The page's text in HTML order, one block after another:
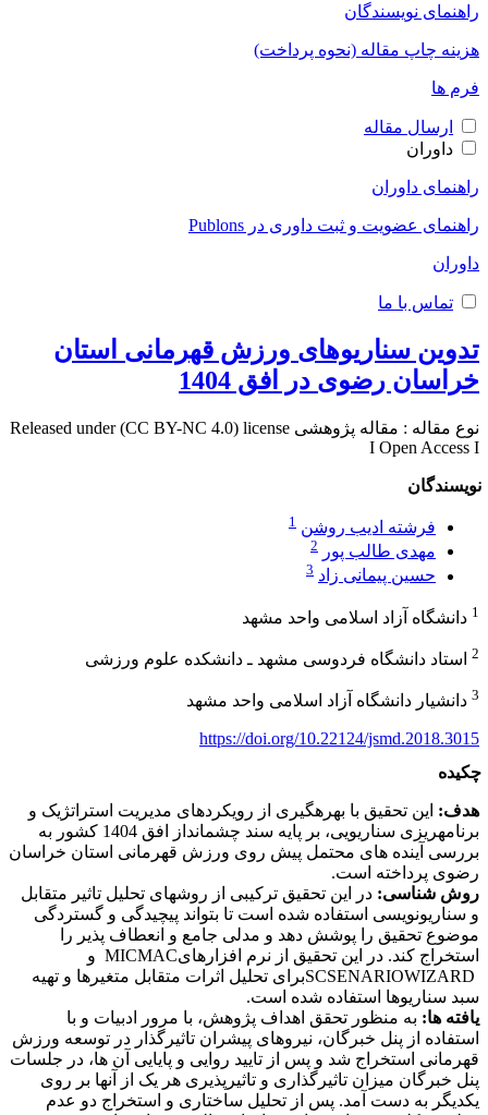
راهنمای نویسندگان
هزینه چاپ مقاله (نحوه پرداخت)
فرم ها
ارسال مقاله
داوران
راهنمای داوران
راهنمای عضویت و ثبت داوری در Publons
داوران
تماس با ما
تدوین سناریوهای ورزش قهرمانی استان
خراسان رضوی در افق 1404
نوع مقاله : مقاله پژوهشی Released under (CC BY-NC 4.0) license
I Open Access I
نویسندگان
فرشته ادیب روشن 1
مهدی طالب پور 2
حسین پیمانی زاد 3
1 دانشگاه آزاد اسلامی واحد مشهد
2 استاد دانشگاه فردوسی مشهد ـ دانشکده علوم ورزشی
3 دانشیار دانشگاه آزاد اسلامی واحد مشهد
https://doi.org/10.22124/jsmd.2018.3015
چکیده
هدف: این تحقیق با بهره­گیری از رویکردهای مدیریت استراتژیک و
برنامه­ریزی سناریویی، بر پایه سند چشم­انداز افق 1404 کشور به
بررسی آینده­ های محتمل پیش روی ورزش قهرمانی استان خراسان
رضوی پرداخته است.
روش شناسی: در این تحقیق ترکیبی از روش­­های تحلیل تاثیر متقابل
و سناریونویسی استفاده شده است تا بتواند پیچیدگی و گستردگی
موضوع تحقیق را پوشش دهد و مدلی جامع و انعطاف پذیر را
استخراج کند. در این تحقیق از نرم­ افزارهایMICMAC و
SCSENARIOWIZARDبرای تحلیل اثرات متقابل متغیرها و تهیه
سبد سناریوها استفاده شده است.
یافته ها: به منظور تحقق اهداف پژوهش، با مرور ادبیات و با
استفاده از پنل خبرگان، نیروهای پیشران تاثیرگذار در توسعه ورزش
قهرمانی استخراج شد و پس از تایید روایی و پایایی آن ها، در جلسات
پنل خبرگان میزان تاثیرگذاری و تاثیرپذیری هر یک از آن­ها بر روی
یکدیگر به دست آمد. پس از تحلیل ساختاری و استخراج دو عدم